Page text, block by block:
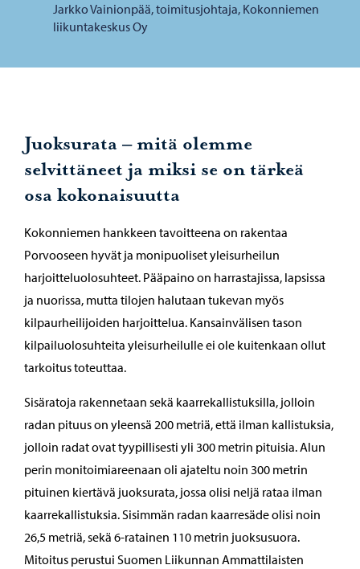
Jarkko Vainionpää, toimitusjohtaja, Kokonniemen
liikuntakeskus Oy
Juoksurata – mitä olemme
selvittäneet ja miksi se on tärkeä
osa kokonaisuutta
Kokonniemen hankkeen tavoitteena on rakentaa
Porvooseen hyvät ja monipuoliset yleisurheilun
harjoitteluolosuhteet. Pääpaino on harrastajissa, lapsissa
ja nuorissa, mutta tilojen halutaan tukevan myös
kilpaurheilijoiden harjoittelua. Kansainvälisen tason
kilpailuolosuhteita yleisurheilulle ei ole kuitenkaan ollut
tarkoitus toteuttaa.
Sisäratoja rakennetaan sekä kaarrekallistuksilla, jolloin
radan pituus on yleensä 200 metriä, että ilman kallistuksia,
jolloin radat ovat tyypillisesti yli 300 metrin pituisia. Alun
perin monitoimiareenaan oli ajateltu noin 300 metrin
pituinen kiertävä juoksurata, jossa olisi neljä rataa ilman
kaarrekallistuksia. Sisimmän radan kaarresäde olisi noin
26,5 metriä, sekä 6-ratainen 110 metrin juoksusuora.
Mitoitus perustui Suomen Liikunnan Ammattilaisten